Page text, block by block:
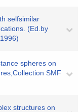
selfsimilar
(Ed.by
spheres on
SMF
structures on